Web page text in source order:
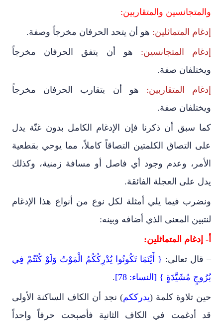
والمتجانسين والمتقاربين:
إدغام المتماثلين: هو أن يتحد الحرفان مخرجاً وصفة.
إدغام المتجانسين: هو أن يتفق الحرفان مخرجاً
ويختلفان صفة.
إدغام المتقاربين: هو أن يتقارب الحرفان مخرجاً
ويختلفان صفة.
كما سبق أن ذكرنا فإن الإدغام الكامل بدون غنّة يدل
على التصاق الكلمتين التصاقاً كاملاً، مما يوحي بقطعية
الأمر، وعدم وجود أي فاصل أو مسافة زمنية، وكذلك
يدل على العجلة الفائقة.
ونضرب فيما يلي أمثلة لكل نوع من أنواع هذا الإدغام
لنتبين المعنى الذي أضافه وبينه:
أ- إدغام المتماثلين:
– قال تعالى: { أَيْنَمَا تَكُونُوا يُدْرِكُكُمُ الْمَوْتُ وَلَوْ كُنْتُمْ فِي
بُرُوجٍ مُشَيَّدَةٍ } [النساء: 78]
.
حين تلاوة كلمة (يدرككم) نجد أن الكاف الساكنة الأولى
قد أدغمت في الكاف الثانية فأصبحت حرفاً واحداً